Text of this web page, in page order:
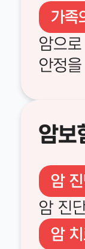
가족
암으
안정
암보
암
암 진
암